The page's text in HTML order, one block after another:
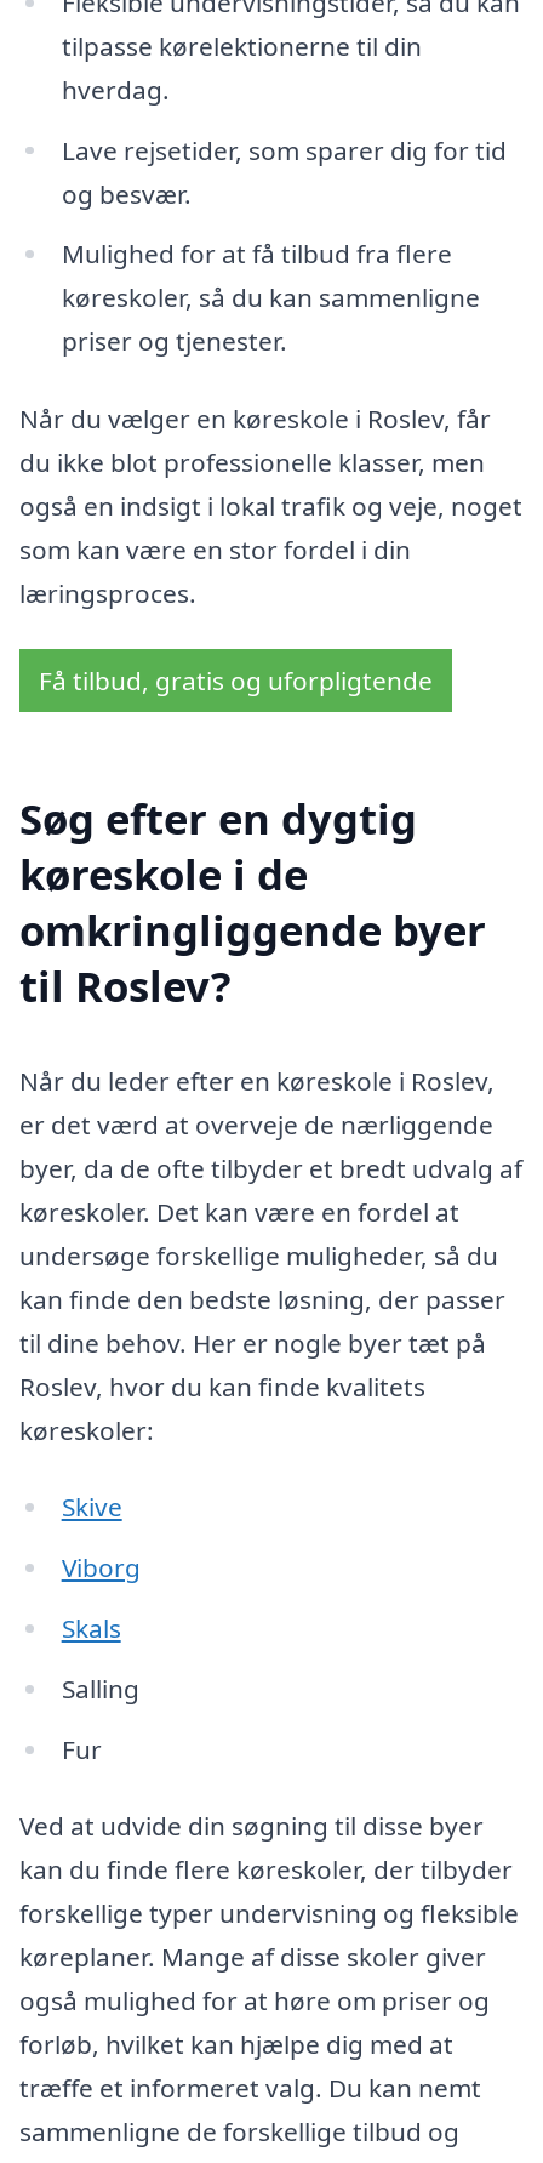
tilpasse kørelektionerne til din
hverdag.
Lave rejsetider, som sparer dig for tid
og besvær.
Mulighed for at få tilbud fra flere
køreskoler, så du kan sammenligne
priser og tjenester.
Når du vælger en køreskole i Roslev, får
du ikke blot professionelle klasser, men
også en indsigt i lokal trafik og veje, noget
som kan være en stor fordel i din
læringsproces.
Få tilbud, gratis og uforpligtende
Søg efter en dygtig
køreskole i de
omkringliggende byer
til Roslev?
Når du leder efter en køreskole i Roslev,
er det værd at overveje de nærliggende
byer, da de ofte tilbyder et bredt udvalg af
køreskoler. Det kan være en fordel at
undersøge forskellige muligheder, så du
kan finde den bedste løsning, der passer
til dine behov. Her er nogle byer tæt på
Roslev, hvor du kan finde kvalitets
køreskoler:
Skive
Viborg
Skals
Salling
Fur
Ved at udvide din søgning til disse byer
kan du finde flere køreskoler, der tilbyder
forskellige typer undervisning og fleksible
køreplaner. Mange af disse skoler giver
også mulighed for at høre om priser og
forløb, hvilket kan hjælpe dig med at
træffe et informeret valg. Du kan nemt
sammenligne de forskellige tilbud og